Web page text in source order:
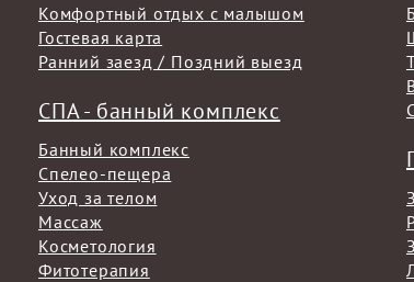
Комфортный отдых с малышом
Гостевая карта
Ранний заезд / Поздний выезд
СПА - банный комплекс
Банный комплекс
Спелео-пещера
Уход за телом
Массаж
Косметология
Фитотерапия